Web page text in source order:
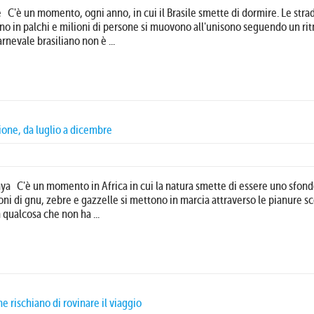
un momento, ogni anno, in cui il Brasile smette di dormire. Le
in palchi e milioni di persone si muovono all'unisono seguendo un
brasiliano non è ...
da luglio a dicembre
C'è un momento in Africa in cui la natura smette di essere uno
di gnu, zebre e gazzelle si mettono in marcia attraverso le pianure
che non ha ...
rischiano di rovinare il viaggio